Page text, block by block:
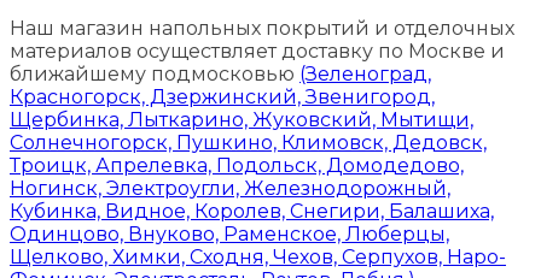
Наш магазин напольных покрытий и отделочных
материалов осуществляет доставку по Москве и
ближайшему подмосковью (Зеленоград,
Красногорск, Дзержинский, Звенигород,
Щербинка, Лыткарино, Жуковский, Мытищи,
Солнечногорск, Пушкино, Климовск, Дедовск,
Троицк, Апрелевка, Подольск, Домодедово,
Ногинск, Электроугли, Железнодорожный,
Кубинка, Видное, Королев, Снегири, Балашиха,
Одинцово, Внуково, Раменское, Люберцы,
Щелково, Химки, Сходня, Чехов, Серпухов, Наро-